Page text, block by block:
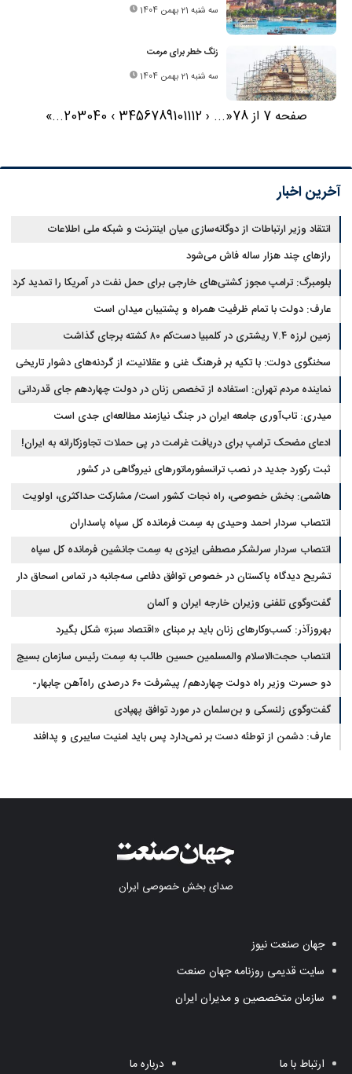
سه شنبه 21 بهمن 1404
زنگ خطر برای مرمت
سه شنبه 21 بهمن 1404
صفحه 7 از 78 «
...
‹
3456789101112
›
203040
...
»
آخرین اخبار
انتقاد وزیر ارتباطات از دوگانه‌سازی میان اینترنت و شبکه ملی اطلاعات
رازهای چند هزار ساله فاش می‌شود
بلومبرگ: ترامپ مجوز کشتی‌های خارجی برای حمل نفت در آمریکا را تمدید کرد
عارف: دولت با تمام ظرفیت همراه و پشتیبان میدان است
زمین لرزه ۷.۴ ریشتری در کلمبیا دست‌کم ۸۰ کشته برجای گذاشت
سخنگوی دولت: با تکیه بر فرهنگ غنی و عقلانیت، از گردنه‌های دشوار تاریخی
عبور خواهیم کرد
نماینده مردم تهران: استفاده از تخصص زنان در دولت چهاردهم جای قدردانی
دارد
میدری: تاب‌آوری جامعه ایران در جنگ نیازمند مطالعه‌ای جدی است
ادعای مضحک ترامپ برای دریافت غرامت در پی حملات تجاوزکارانه به ایران!
ثبت رکورد جدید در نصب ترانسفورماتورهای نیروگاهی در کشور
هاشمی: بخش خصوصی، راه نجات کشور است/ مشارکت حداکثری، اولویت
ستاد ساماندهی فضای مجازی
انتصاب سردار احمد وحیدی به سِمت فرمانده کل سپاه پاسداران
انتصاب سردار سرلشکر مصطفی ایزدی به سِمت جانشین فرمانده کل سپاه
پاسداران
تشریح دیدگاه پاکستان در خصوص توافق دفاعی سه‌جانبه در تماس اسحاق دار
با عراقچی
گفت‌وگوی تلفنی وزیران خارجه ایران و آلمان
بهروزآذر: کسب‌وکارهای زنان باید بر مبنای «اقتصاد سبز» شکل بگیرد
انتصاب حجت‌الاسلام ‌والمسلمین حسین طائب به سِمت رئیس سازمان بسیج
مستضعفین سپاه پاسداران
دو حسرت وزیر راه دولت چهاردهم/ پیشرفت ۶۰ درصدی راه‌آهن چابهار-
زاهدان
گفت‌وگوی زلنسکی و بن‌سلمان در مورد توافق پهپادی
عارف: دشمن از توطئه دست بر نمی‌دارد پس باید امنیت سایبری و پدافند
صدای بخش خصوصی ایران
جهان صنعت نیوز
سایت قدیمی روزنامه جهان صنعت
سازمان متخصصین و مدیران ایران
ارتباط با ما درباره ما